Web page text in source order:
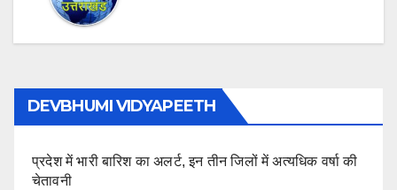
DEVBHUMI VIDYAPEETH
प्रदेश में भारी बारिश का अलर्ट, इन तीन जिलों में अत्यधिक वर्षा की
चेतावनी